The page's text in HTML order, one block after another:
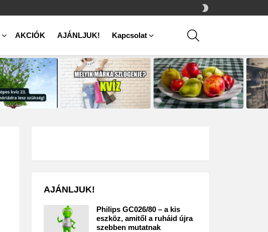
SKIN
AKCIÓK AJÁNLJUK! Kapcsolat
AJÁNLJUK!
Philips GC026/80 – a kis
eszköz, amitől a ruháid újra
szebben mutatnak